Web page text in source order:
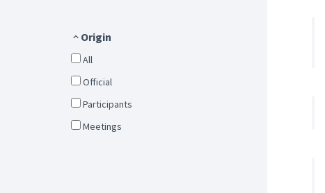
Origin
All
Official
Participants
Meetings